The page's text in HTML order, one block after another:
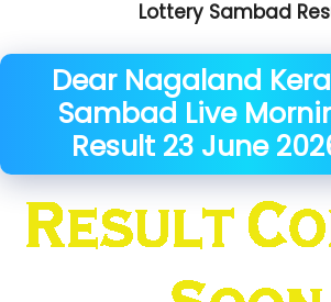
Lottery Sambad
Dear Nagaland
Sambad Live
Result 23 June